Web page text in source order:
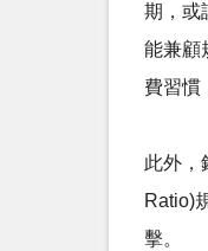
期，或
能兼顧
費習慣
此外，
Ratio)
擊。